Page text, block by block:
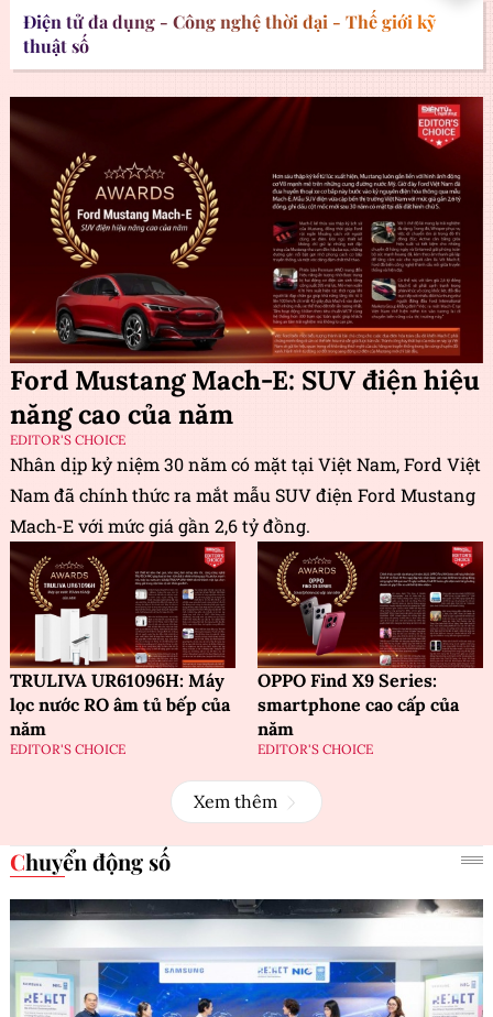
Điện tử đa dụng - Công nghệ thời đại - Thế giới kỹ
thuật số
Ford Mustang Mach-E: SUV điện hiệu
năng cao của năm
EDITOR'S CHOICE
Nhân dịp kỷ niệm 30 năm có mặt tại Việt Nam, Ford Việt
Nam đã chính thức ra mắt mẫu SUV điện Ford Mustang
Mach-E với mức giá gần 2,6 tỷ đồng.
TRULIVA UR61096H: Máy
lọc nước RO âm tủ bếp của
năm
EDITOR'S CHOICE
OPPO Find X9 Series:
smartphone cao cấp của
năm
EDITOR'S CHOICE
Xem thêm
Chuyển động số